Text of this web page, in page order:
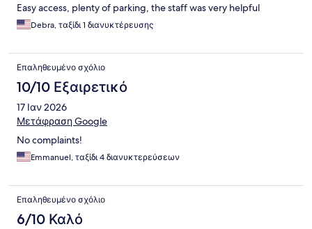
Easy access, plenty of parking, the staff was very helpful
Debra, ταξίδι 1 διανυκτέρευσης
Επαληθευμένο σχόλιο
10/10 Εξαιρετικό
17 Ιαν 2026
Μετάφραση Google
No complaints!
Emmanuel, ταξίδι 4 διανυκτερεύσεων
Επαληθευμένο σχόλιο
6/10 Καλό